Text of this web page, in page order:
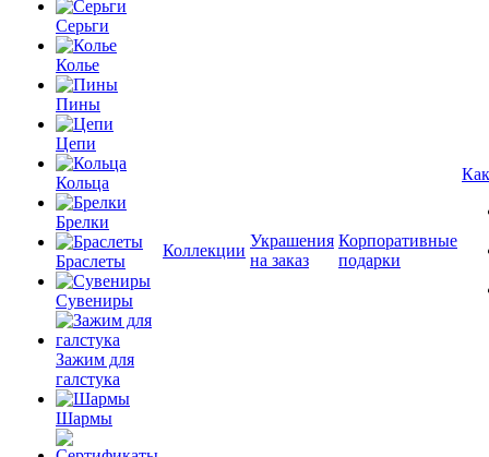
Серьги
Колье
Пины
Цепи
Кольца
Брелки
Браслеты
Сувениры
Зажим для
галстука
Шармы
Коллекции
Украшения
на заказ
Корпоративные
подарки